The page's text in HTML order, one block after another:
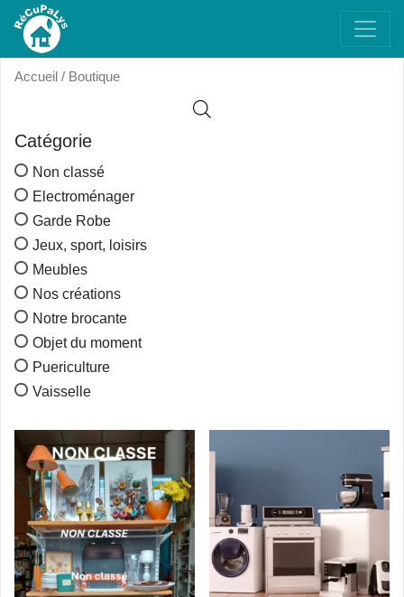
Accueil / Boutique
Catégorie
Non classé
Electroménager
Garde Robe
Jeux, sport, loisirs
Meubles
Nos créations
Notre brocante
Objet du moment
Puericulture
Vaisselle